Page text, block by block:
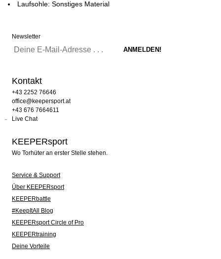
Laufsohle: Sonstiges Material
Newsletter
Kontakt
+43 2252 76646
office@keepersport.at
+43 676 7664611
Live Chat
KEEPERsport
Wo Torhüter an erster Stelle stehen.
Service & Support
Über KEEPERsport
KEEPERbattle
#KeepItAll Blog
KEEPERsport Circle of Pro
KEEPERtraining
Deine Vorteile